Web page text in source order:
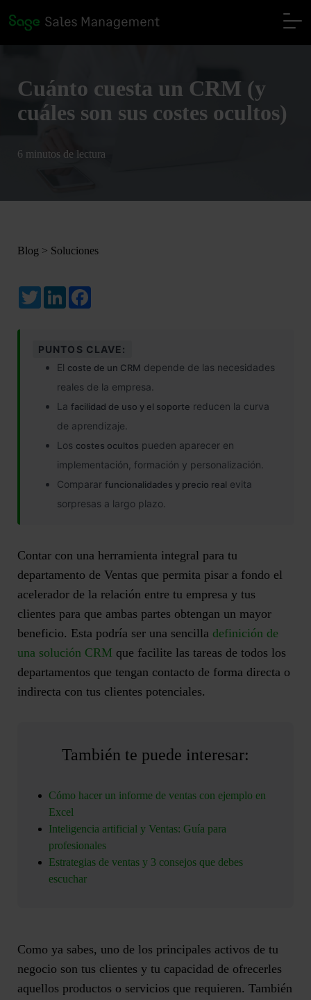
Cuánto cuesta un CRM (y
cuáles son sus costes ocultos)
6 minutos de lectura
Blog > Soluciones
TwitterLinkedIn
PUNTOS CLAVE:
El coste de un CRM depende de las necesidades
reales de la empresa.
La facilidad de uso y el soporte reducen la curva
de aprendizaje.
Los costes ocultos pueden aparecer en
implementación, formación y personalización.
Comparar funcionalidades y precio real evita
sorpresas a largo plazo.
Contar con una herramienta integral para tu
departamento de Ventas que permita pisar a fondo el
acelerador de la relación entre tu empresa y tus
clientes para que ambas partes obtengan un mayor
beneficio. Esta podría ser una sencilla definición de
una solución CRM que facilite las tareas de todos los
departamentos que tengan contacto de forma directa o
indirecta con tus clientes potenciales.
También te puede interesar:
Cómo hacer un informe de ventas con ejemplo en
Excel
Inteligencia artificial y Ventas: Guía para
profesionales
Estrategias de ventas y 3 consejos que debes
escuchar
Como ya sabes, uno de los principales activos de tu
negocio son tus clientes y tu capacidad de ofrecerles
aquellos productos o servicios que requieren. También